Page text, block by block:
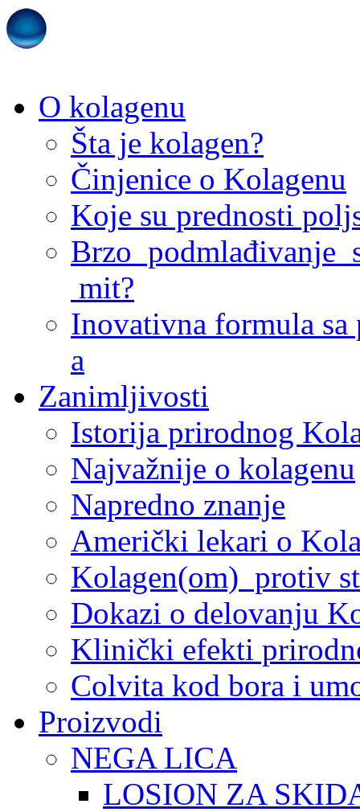
O kolagenu
Šta je kolagen?
Činjenice o Kolagenu
Koje su prednosti
Brzo podmlađivanje
mit?
Inovativna formula
a
Zanimljivosti
Istorija prirodnog
Najvažnije o kolagenu
Napredno znanje
Američki lekari o
Kolagen(om) protiv
Dokazi o delovanju
Klinički efekti
Colvita kod bora i
Proizvodi
NEGA LICA
LOSION ZA